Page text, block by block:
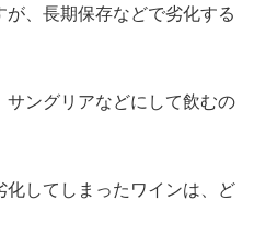
、長期保存などで劣化する
ングリアなどにして飲むの
してしまったワインは、ど